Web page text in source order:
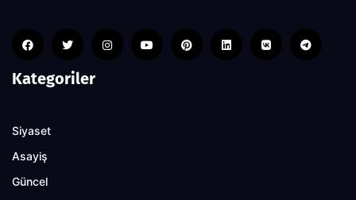
Kategoriler
Siyaset
Asayiş
Güncel